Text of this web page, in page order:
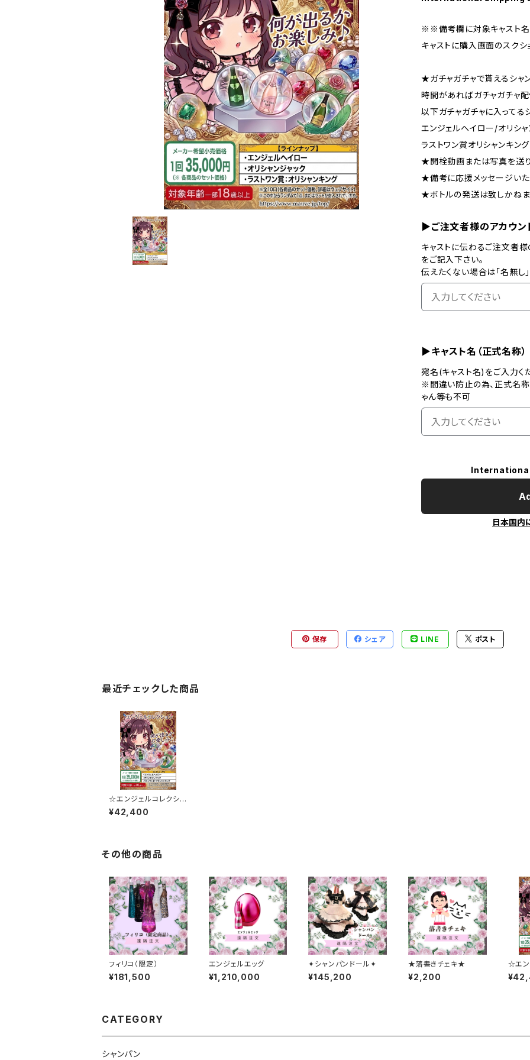
※※備考欄に対象キャスト
キャストに購入画面のスク
★ガチャガチャで貰えるシャ
時間があればガチャガチャ
以下ガチャガチャに入ってる
エンジェルヘイロー/オリシャ
ラストワン賞オリシャンキング
★開栓動画または写真を送り
★備考に応援メッセージい
★ボトルの発送は致しかねま
▶ご注文者様のアカウン
キャストに伝わるご注文者
をご記入下さい。
伝えたくない場合は「名無し
▶キャスト名（正式名称）
宛名(キャスト名)をご入力く
※間違い防止の為、正式名
ゃん等も不可
日本国内
保存 シェア LINE ポスト
最近チェックした商品
☆エンジェルコレクショ
ン★
¥42,400
その他の商品
フィリコ（限定）
¥181,500
エンジェルエッグ
¥1,210,000
✦シャンパンドール✦
¥145,200
★落書きチェキ★
¥2,200
☆エン
ン★
CATEGORY
シャンパン